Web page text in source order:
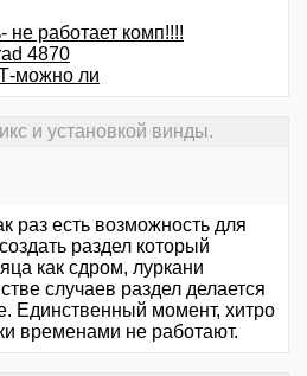
работает комп!!!!
4870
можно ли
и установкой винды.
раз есть возможность для
раздел который
как сдром, луркани
случаев раздел делается
Единственный момент, хитро
временами не работают.